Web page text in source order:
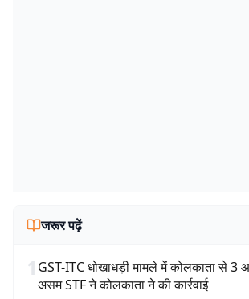
जरूर पढ़ें
1 GST-ITC धोखाधड़ी मामले में कोलकाता से 3
असम STF ने कोलकाता ने की कार्रवाई